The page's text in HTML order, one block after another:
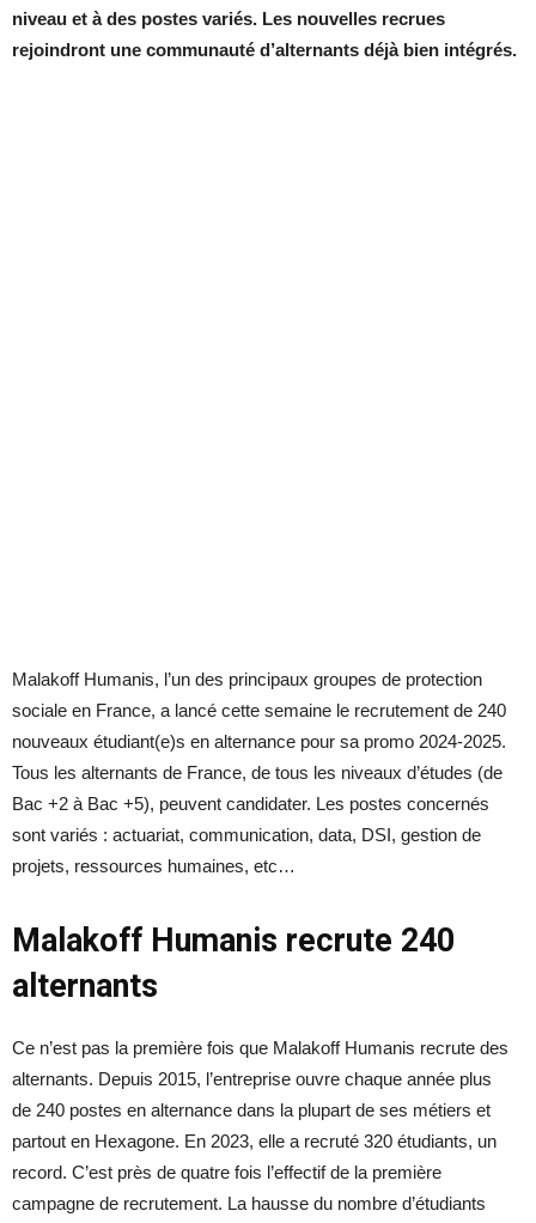
niveau et à des postes variés. Les nouvelles recrues
rejoindront une communauté d’alternants déjà bien intégrés.
Malakoff Humanis, l’un des principaux groupes de protection
sociale en France, a lancé cette semaine le recrutement de 240
nouveaux étudiant(e)s en alternance pour sa promo 2024-2025.
Tous les alternants de France, de tous les niveaux d’études (de
Bac +2 à Bac +5), peuvent candidater. Les postes concernés
sont variés : actuariat, communication, data, DSI, gestion de
projets, ressources humaines, etc…
Malakoff Humanis recrute 240
alternants
Ce n’est pas la première fois que Malakoff Humanis recrute des
alternants. Depuis 2015, l’entreprise ouvre chaque année plus
de 240 postes en alternance dans la plupart de ses métiers et
partout en Hexagone. En 2023, elle a recruté 320 étudiants, un
record. C’est près de quatre fois l’effectif de la première
campagne de recrutement. La hausse du nombre d’étudiants